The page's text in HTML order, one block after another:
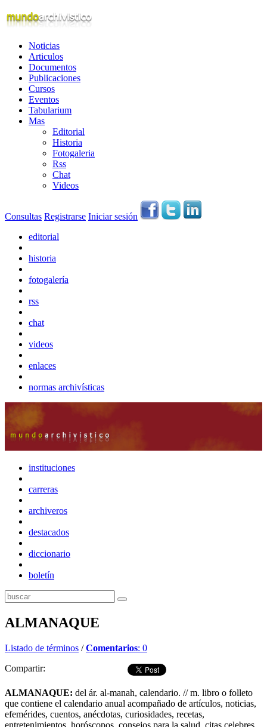
Noticias
Articulos
Documentos
Publicaciones
Cursos
Eventos
Tabularium
Mas
Editorial
Historia
Fotogaleria
Rss
Chat
Videos
Consultas Registrarse Iniciar sesión
editorial
historia
fotogalería
rss
chat
videos
enlaces
normas archivísticas
instituciones
carreras
archiveros
destacados
diccionario
boletín
ALMANAQUE
Listado de términos /Comentarios: 0
Compartir:
ALMANAQUE: del ár. al-manah, calendario. // m. libro o folleto
que contiene el calendario anual acompañado de artículos, noticias,
efemérides, cuentos, anécdotas, curiosidades, recetas,
entretenimientos, horóscopos, consejos para la salud, citas celebres,